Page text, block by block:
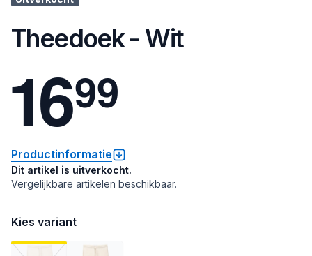
Theedoek - Wit
1699
Productinformatie
Dit artikel is uitverkocht.
Vergelijkbare artikelen beschikbaar.
Kies variant